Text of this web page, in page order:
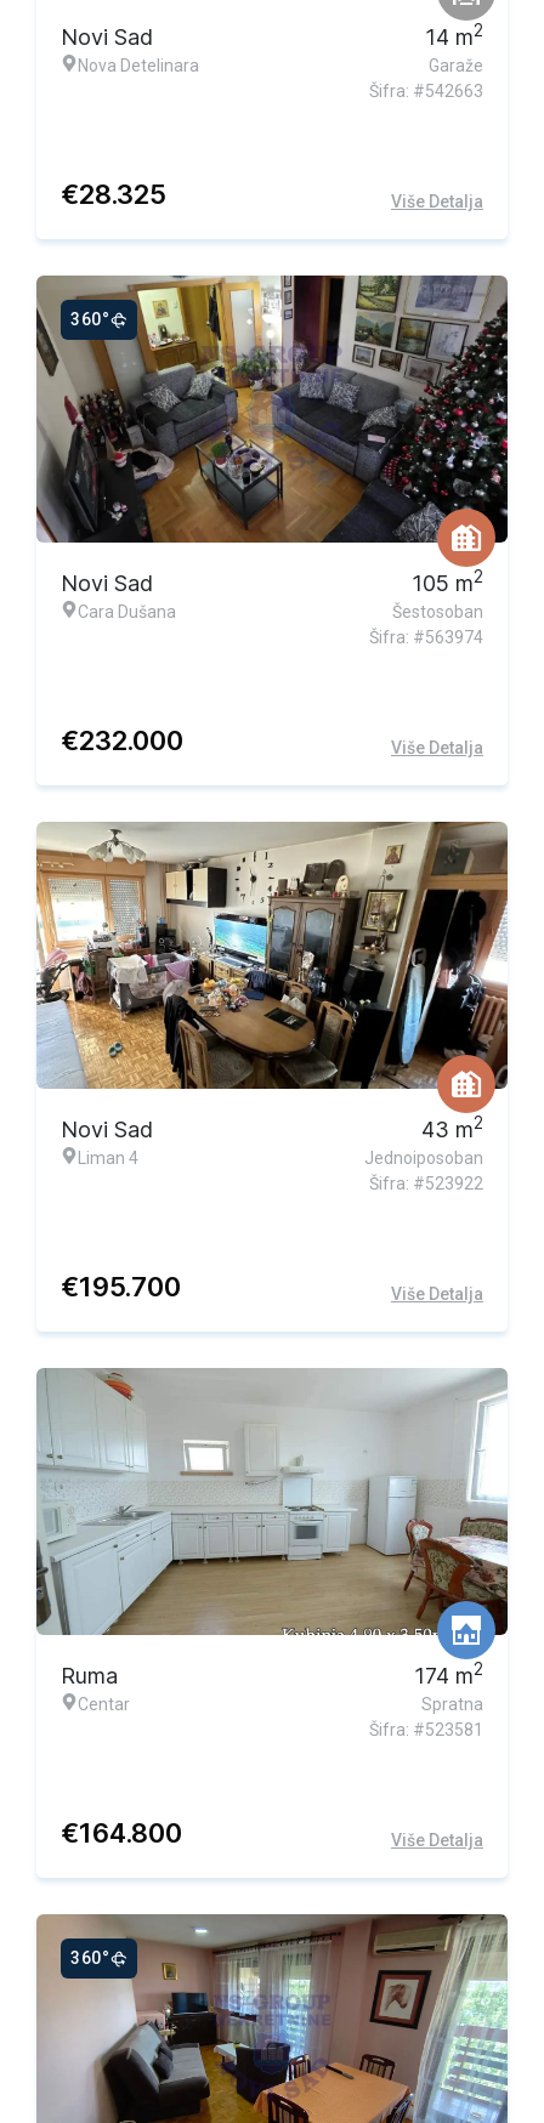
Novi Sad
Nova Detelinara
14 m2
Garaže
Šifra: #542663
€28.325 Više Detalja
360°
Novi Sad
Cara Dušana
105 m2
Šestosoban
Šifra: #563974
€232.000 Više Detalja
Novi Sad
Liman 4
43 m2
Jednoiposoban
Šifra: #523922
€195.700 Više Detalja
Ruma
Centar
174 m2
Spratna
Šifra: #523581
€164.800 Više Detalja
360°